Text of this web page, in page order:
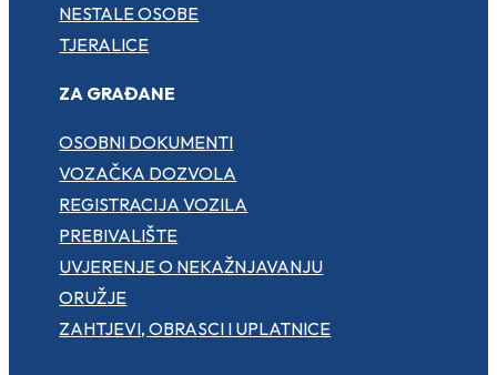
NESTALE OSOBE
TJERALICE
ZA GRAĐANE
OSOBNI DOKUMENTI
VOZAČKA DOZVOLA
REGISTRACIJA VOZILA
PREBIVALIŠTE
UVJERENJE O NEKAŽNJAVANJU
ORUŽJE
ZAHTJEVI, OBRASCI I UPLATNICE